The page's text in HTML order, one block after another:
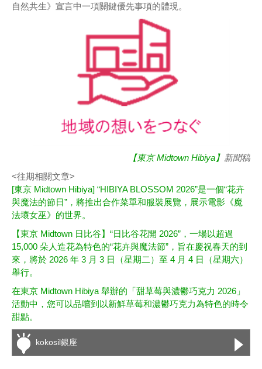
自然共生》宣言中一項關鍵優先事項的體現。
【東京 Midtown Hibiya】 新聞稿
<往期相關文章>
[東京 Midtown Hibiya] “HIBIYA BLOSSOM 2026”是一個“花卉
與魔法的節日”，將推出合作菜單和服裝展覽，展示電影《魔
法壞女巫》的世界。
【東京 Midtown 日比谷】“日比谷花開 2026”，一場以超過
15,000 朵人造花為特色的“花卉與魔法節”，旨在慶祝春天的到
來，將於 2026 年 3 月 3 日（星期二）至 4 月 4 日（星期六）
舉行。
在東京 Midtown Hibiya 舉辦的「甜草莓與濃鬱巧克力 2026」
活動中，您可以品嚐到以新鮮草莓和濃鬱巧克力為特色的時令
甜點。
kokosil銀座